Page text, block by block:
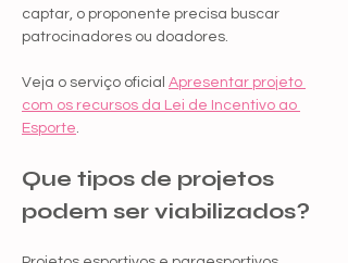
captar, o proponente precisa buscar
patrocinadores ou doadores.
Veja o serviço oficial Apresentar projeto
com os recursos da Lei de Incentivo ao
Esporte.
Que tipos de projetos
podem ser viabilizados?